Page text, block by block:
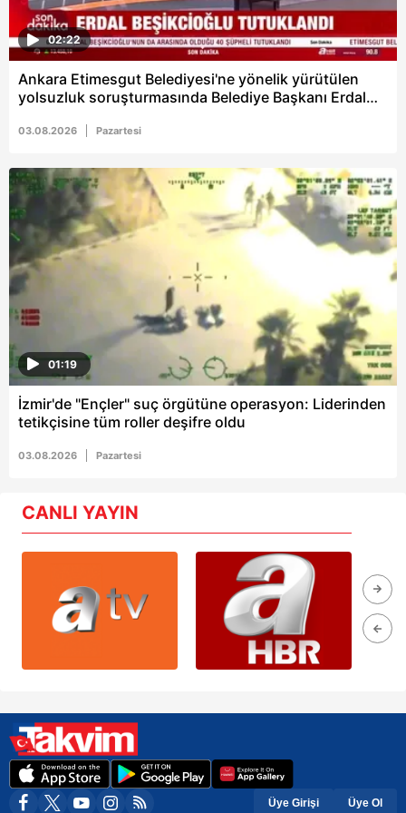
ilgili mevzuata uygun olarak kullanılan çerezlerle ilgili bilgi
almak için lütfentıklayınız.
02:22
Ankara Etimesgut Belediyesi'ne yönelik yürütülen
yolsuzluk soruşturmasında Belediye Başkanı Erdal
03.08.2026 Pazartesi
01:19
İzmir'de "Ençler" suç örgütüne operasyon: Liderinden
tetikçisine tüm roller deşifre oldu
03.08.2026 Pazartesi
CANLI YAYIN
Üye Girişi Üye Ol